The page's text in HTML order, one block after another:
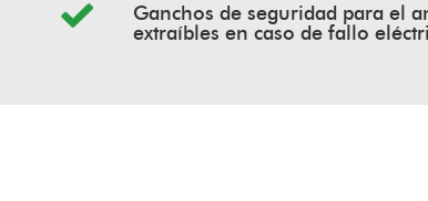
Ganchos de seguridad para el
extraíbles en caso de fallo